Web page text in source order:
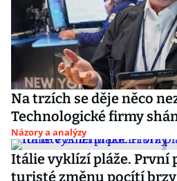
Na trzích se děje něco
Technologické firmy
Názory a analýzy
Itálie vyklízí pláže. První
turisté změnu pocítí brzy